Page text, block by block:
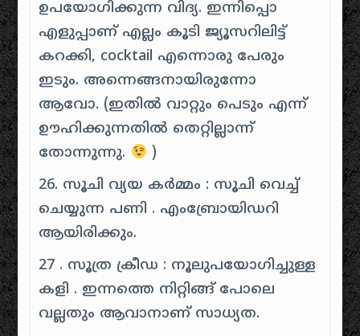
ഉപയോഗിക്കുന്ന വിദ്യ. ഇന്നിപ്പൊ
എളുപ്പാണ് എല്ലം കൂടി ജ്യൂസറിലിട്ട്
കറക്കി, cocktail എന്നൊരു പേരും
ഇടും. അന്നെങ്ങനായിരുന്നോ
ആവോ. (ഇതിൽ വാറ്റും പെടും എന്ന്
ഊഹിക്കുന്നതിൽ തെറ്റില്ലാന്ന്
തോന്നുന്നു.
)
26. സൂചി വ്യയ കർമ്മം : സൂചി വെച്ച്
ചെയ്യുന്ന പണി . എംബ്രോയിഡറി
ആയിരിക്കും.
27 . സൂത്ര ക്രീഡ : നൂലുപയോഗിച്ചുള്ള
കളി . ഇന്നത്തെ നിറ്റിങ്ങ് പോലെ
വല്ലതും ആവാനാണ് സാധ്യത.